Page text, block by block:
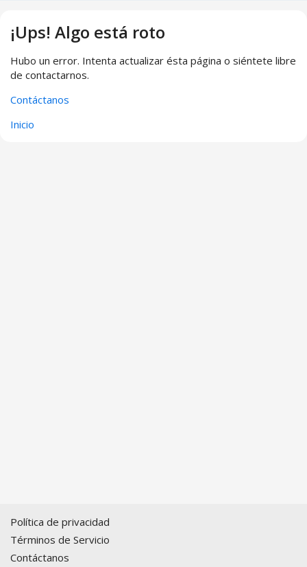
¡Ups! Algo está roto
Hubo un error. Intenta actualizar ésta página o siéntete libre
de contactarnos.
Contáctanos
Inicio
Política de privacidad
Términos de Servicio
Contáctanos